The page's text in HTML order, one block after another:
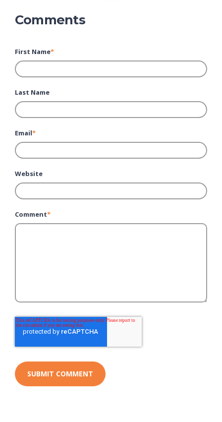
Comments
First Name*
Last Name
Email*
Website
Comment*